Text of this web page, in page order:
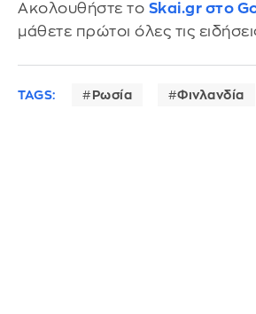
Ακολουθήστε το Skai.gr στο
μάθετε πρώτοι όλες τις
TAGS: Ρωσία Φινλανδία